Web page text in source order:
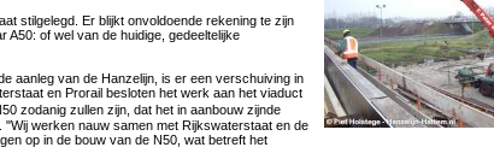
stilgelegd. Er blijkt onvoldoende rekening te zijn
A50: of wel van de huidige, gedeeltelijke
aanleg van de Hanzelijn, is er een verschuiving in
en Prorail besloten het werk aan het viaduct
zodanig zullen zijn, dat het in aanbouw zijnde
werken nauw samen met Rijkswaterstaat en de
op in de bouw van de N50, wat betreft het